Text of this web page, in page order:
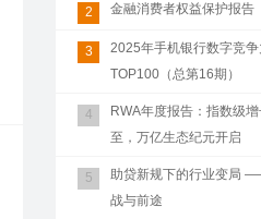
2 金融消费者权益保护报告
3
2025年手机银行数字竞
TOP100（总第16期）
4
RWA年度报告：指数级
至，万亿生态纪元开启
5
助贷新规下的行业变局
战与前途